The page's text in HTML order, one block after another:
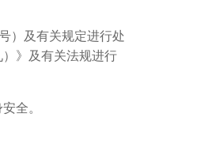
）及有关规定进行处
》及有关法规进行
全。